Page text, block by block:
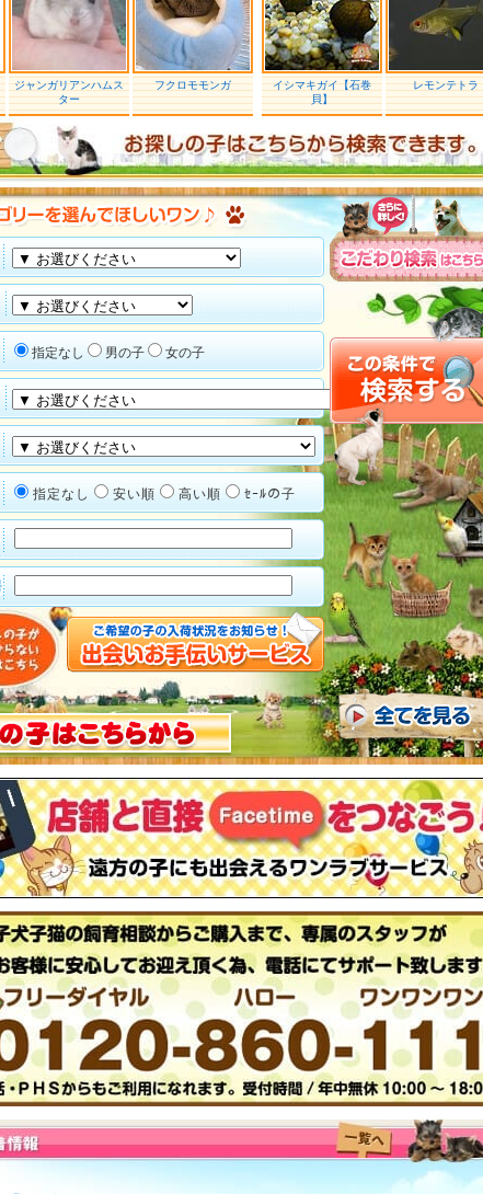
ジャンガリアンハムス
ター
フクロモモンガ
イシマキガイ【石巻
貝】
レモンテトラ
指定なし 男の子 女の子
指定なし 安い順 高い順 ｾｰﾙの子